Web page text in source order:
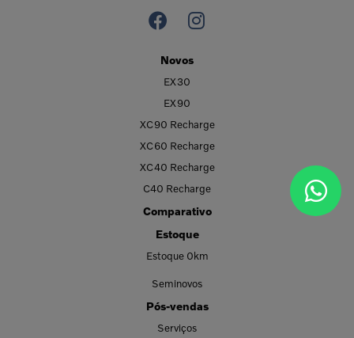
Novos
EX30
EX90
XC90 Recharge
XC60 Recharge
XC40 Recharge
C40 Recharge
Comparativo
Estoque
Estoque 0km
Seminovos
Pós-vendas
Serviços